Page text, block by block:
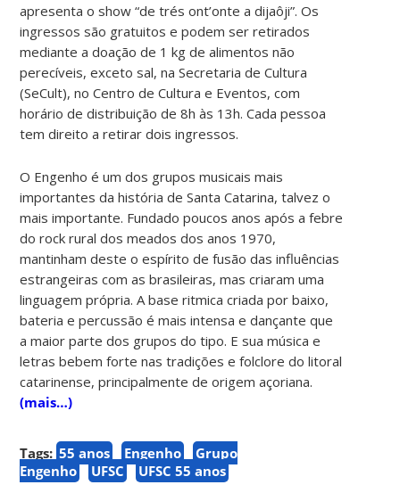
apresenta o show “de trés ont’onte a dijaôji”. Os
ingressos são gratuitos e podem ser retirados
mediante a doação de 1 kg de alimentos não
perecíveis, exceto sal, na Secretaria de Cultura
(SeCult), no Centro de Cultura e Eventos, com
horário de distribuição de 8h às 13h. Cada pessoa
tem direito a retirar dois ingressos.
O Engenho é um dos grupos musicais mais
importantes da história de Santa Catarina, talvez o
mais importante. Fundado poucos anos após a febre
do rock rural dos meados dos anos 1970,
mantinham deste o espírito de fusão das influências
estrangeiras com as brasileiras, mas criaram uma
linguagem própria. A base ritmica criada por baixo,
bateria e percussão é mais intensa e dançante que
a maior parte dos grupos do tipo. E sua música e
letras bebem forte nas tradições e folclore do litoral
catarinense, principalmente de origem açoriana.
(mais…)
Tags: 55 anos Engenho
Grupo
Engenho
UFSC UFSC 55 anos